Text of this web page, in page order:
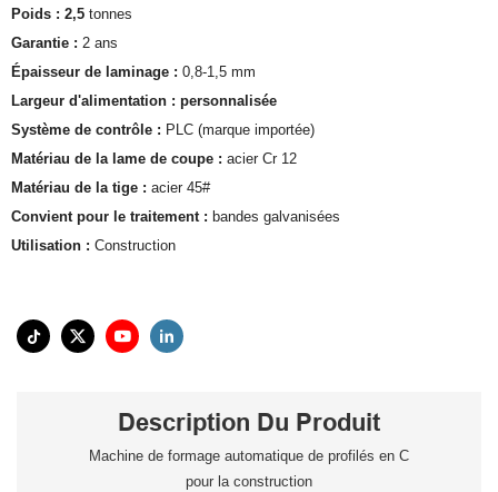
Poids : 2,5 tonnes
Garantie : 2 ans
Épaisseur de laminage : 0,8-1,5 mm
Largeur d'alimentation : personnalisée
Système de contrôle : PLC (marque importée)
Matériau de la lame de coupe : acier Cr 12
Matériau de la tige : acier 45#
Convient pour le traitement : bandes galvanisées
Utilisation : Construction
Description Du Produit
Machine de formage automatique de profilés en C
pour la construction